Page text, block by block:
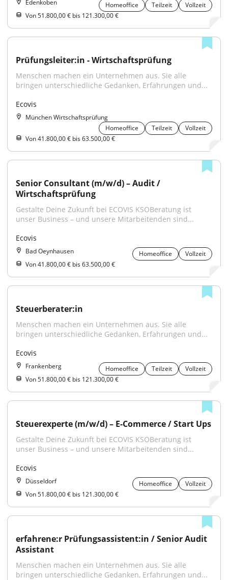
Edenkoben Homeoffice Teilzeit
Vollzeit
Von 51.800,00 € bis 121.300,00 €
Prüfungsleiter:in - Wirtschaftsprüfung
Menschen machen ein Unternehmen aus. Sie alle
bringen unterschiedliche Gedanken, Erfahrungen und...
Ecovis
München Wirtschaftsprüfung
Homeoffice
Teilzeit
Vollzeit
Von 41.800,00 € bis 63.500,00 €
Senior Consultant (m/w/d) – Audit /
Wirtschaftsprüfung
Gestalte Deine Zukunft bei ECOVIS KSOBeratung ist
unser Business – und unsere Mitarbeitenden sind...
Ecovis
Bad Oeynhausen Homeoffice
Vollzeit
Von 41.800,00 € bis 63.500,00 €
Steuerberater:in
Menschen machen ein Unternehmen aus. Sie alle
bringen unterschiedliche Gedanken, Erfahrungen und...
Ecovis
Frankenberg Homeoffice Teilzeit
Vollzeit
Von 51.800,00 € bis 121.300,00 €
Steuerexperte (m/w/d) – E-Commerce / Start Ups
Gestalte Deine Zukunft bei ECOVIS KSOBeratung ist
unser Business – und unsere Mitarbeitenden sind...
Ecovis
Düsseldorf Homeoffice
Vollzeit
Von 51.800,00 € bis 121.300,00 €
erfahrene:r Prüfungsassistent:in / Senior Audit
Assistant
Menschen machen ein Unternehmen aus. Sie alle
bringen unterschiedliche Gedanken, Erfahrungen und...